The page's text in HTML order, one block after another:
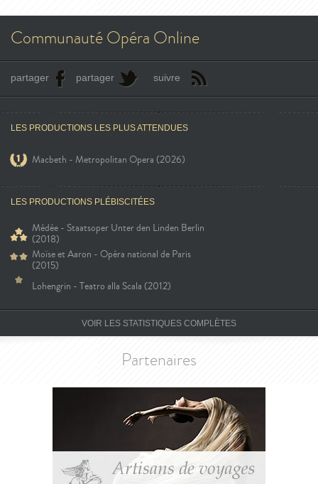
Communauté Opéra Online
partager partager suivre
LES PRODUCTIONS LES PLUS ATTENDUES
Macbeth - Metropolitan Opera (2026)
LES PRODUCTIONS PLÉBISCITÉES
Médée - Staatsoper Unter den Linden Berlin
(2018)
Moïse et Aaron - Opéra national de Paris
(2015)
Lohengrin - Teatro alla Scala (2012)
VOIR LES STATISTIQUES COMPLÈTES
Partenaires